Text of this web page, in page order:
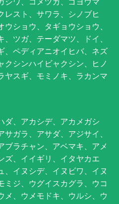
レスト、サワラ、シノブヒ
ショウ、タギョウショウ、
ツガ、テーダマツ、ドイ、
、ペディアニオイヒバ、ネズ
クシンハイビャクシン、ヒノ
ヤスギ、モミノキ、ラカンマ
ダ、アカシデ、アカメガシ
ガラ、アサダ、アジサイ、
ブラチャン、アベマキ、アメ
ズ、イイギリ、イタヤカエ
、イヌシデ、イヌビワ、イヌ
ミジ、ウグイスカグラ、ウコ
メ、ウメモドキ、ウルシ、ウ